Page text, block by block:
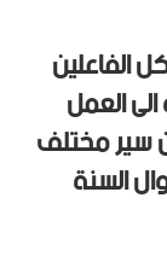
الفاعلين
العمل
سير مختلف
السنة